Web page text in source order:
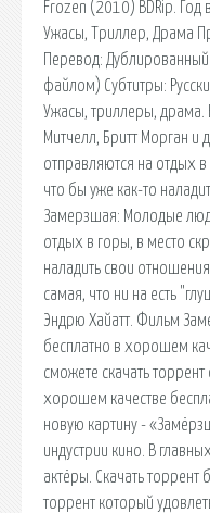
Frozen (2010) BDRip.
Ужасы, Триллер, Драма
Перевод:
файлом) Субтитры:
Ужасы, триллеры, драма.
Митчелл, Бритт Морган
отправляются на отдых в
что бы уже как-то
Замерзшая: Молодые
отдых в горы, в место
наладить свои
самая, что ни на есть
Эндрю Хайатт. Фильм
бесплатно в хорошем
сможете скачать
хорошем качестве
новую картину -
индустрии кино. В
актёры. Скачать торрент
торрент который